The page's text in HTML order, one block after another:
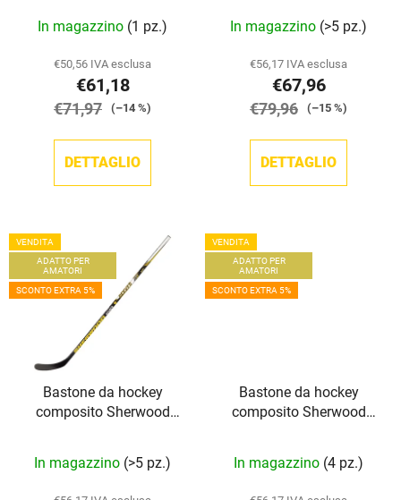
In magazzino (1 pz.)
€50,56 IVA esclusa
€61,18
€71,97 (–14 %)
DETTAGLIO
In magazzino (>5 pz.)
€56,17 IVA esclusa
€67,96
€79,96 (–15 %)
DETTAGLIO
VENDITA
ADATTO PER
AMATORI
SCONTO EXTRA 5%
Bastone da hockey
composito Sherwood
In magazzino (>5 pz.)
VENDITA
ADATTO PER
AMATORI
SCONTO EXTRA 5%
Bastone da hockey
composito Sherwood
In magazzino (4 pz.)